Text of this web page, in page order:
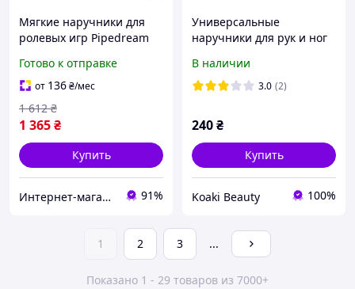
Мягкие наручники для
ролевых игр Pipedream
фиксаторы, браслеты для
интимных
Готово к отправке
от 136₴/мес
1 365₴
1 612 ₴
Купить
Интернет-магазин Allegoriya 91%
Универсальные
наручники для рук и ног
мазо
В наличии
3.0 (2)
240₴
Купить
Koaki Beauty 100%
1 2 3 ...
Показано 1 - 29 товаров из 7000+